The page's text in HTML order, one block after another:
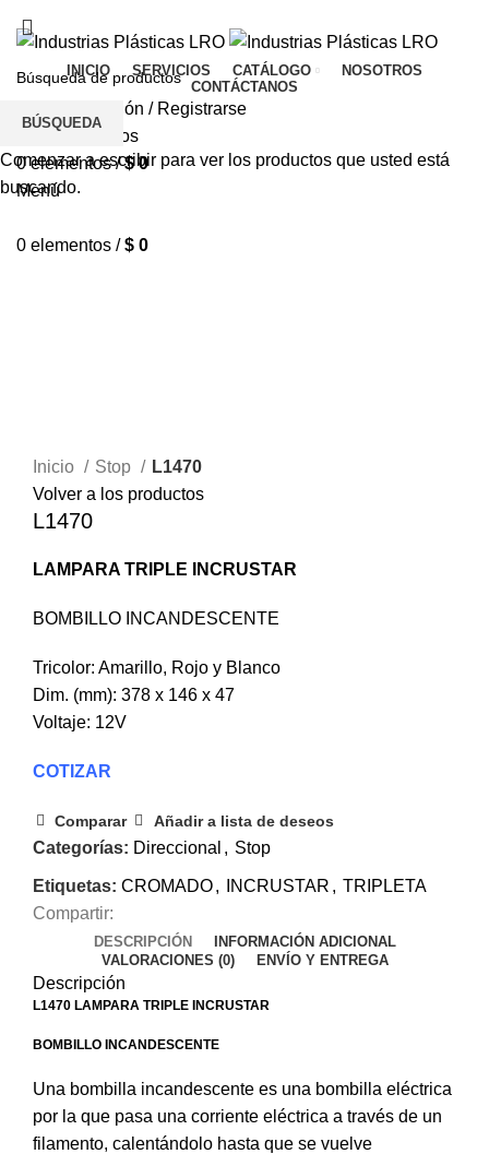
INICIO SERVICIOS CATÁLOGO
NOSOTROS
CONTÁCTANOS
Inicio De Sesión / Registrarse
Lista de deseos
0elementos / $0
Menú
0 elementos / $ 0
Inicio
Stop
L1470
Volver a los productos
L1470
LAMPARA TRIPLE INCRUSTAR
BOMBILLO INCANDESCENTE
Tricolor: Amarillo, Rojo y Blanco
Dim. (mm): 378 x 146 x 47
Voltaje: 12V
COTIZAR
Comparar Añadir a lista de deseos
Categorías: Direccional , Stop
Etiquetas: CROMADO, INCRUSTAR , TRIPLETA
Compartir:
DESCRIPCIÓN
INFORMACIÓN ADICIONAL
VALORACIONES (0)
ENVÍO Y ENTREGA
Descripción
L1470 LAMPARA TRIPLE INCRUSTAR
BOMBILLO INCANDESCENTE
Una bombilla incandescente es una bombilla eléctrica
por la que pasa una corriente eléctrica a través de un
filamento, calentándolo hasta que se vuelve
BÚSQUEDA
Comenzar a escribir para ver los productos que usted está
buscando.